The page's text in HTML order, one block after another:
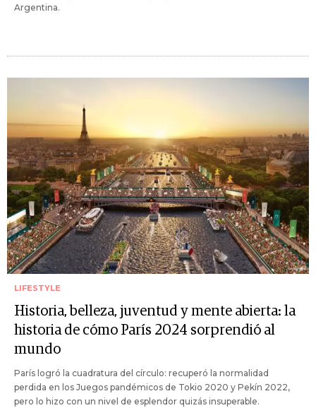
Argentina.
LIFESTYLE
Historia, belleza, juventud y mente abierta: la
historia de cómo París 2024 sorprendió al
mundo
París logró la cuadratura del círculo: recuperó la normalidad
perdida en los Juegos pandémicos de Tokio 2020 y Pekín 2022,
pero lo hizo con un nivel de esplendor quizás insuperable.